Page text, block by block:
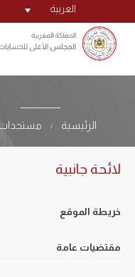
العربية
الرئيسية
/
لائحة جانبية
خريطة الموقع
مقتضيات عامة